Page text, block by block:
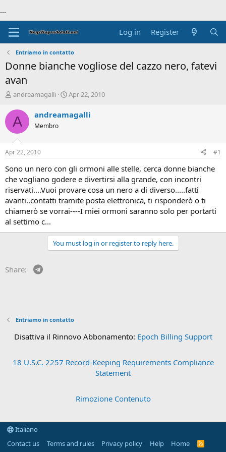
...
Log in Register
Entriamo in contatto
Donne bianche vogliose del cazzo nero, fatevi
avan
T
r
e
d
t
a
t
e
r
andreamagalli
S
a
t
e
Apr 22, 2010
A andreamagalli
Membro
Apr 22, 2010 #1
Sono un nero con gli ormoni alle stelle, cerca donne bianche
che vogliano godere e divertirsi alla grande, con incontri
riservati....Vuoi provare cosa un nero a di diverso.....fatti
avanti..contatti tramite posta elettronica, ti risponderò o ti
chiamerò se vorrai----I miei ormoni saranno solo per portarti
al settimo c...
You must log in or register to reply here.
Share:
Entriamo in contatto
Disattiva il Rinnovo Abbonamento: Epoch Billing Support
18 U.S.C. 2257 Record-Keeping Requirements Compliance
Statement
Rimozione Contenuto
Italiano
Contact us
Terms and rules Privacy policy Help Home
R